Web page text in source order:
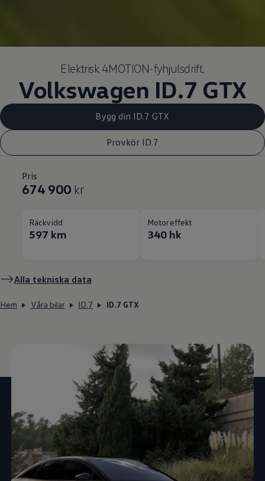
Elektrisk 4MOTION-fyhjulsdrift.
Volkswagen ID.7 GTX
Bygg din ID.7 GTX
Provkör ID.7
Pris
674 900 kr
Räckvidd
597 km
Motoreffekt
340 hk
Alla tekniska data
Hem Våra bilar ID.7 ID.7 GTX